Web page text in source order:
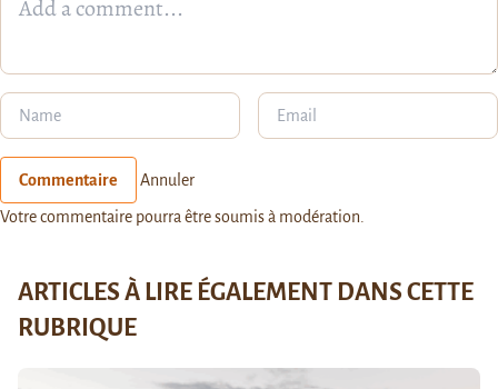
Commentaire Annuler
Votre commentaire pourra être soumis à modération.
ARTICLES À LIRE ÉGALEMENT DANS CETTE
RUBRIQUE